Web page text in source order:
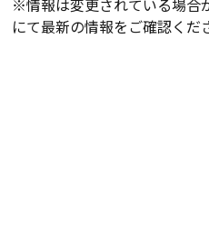
※情報は変更されている場合
にて最新の情報をご確認くだ